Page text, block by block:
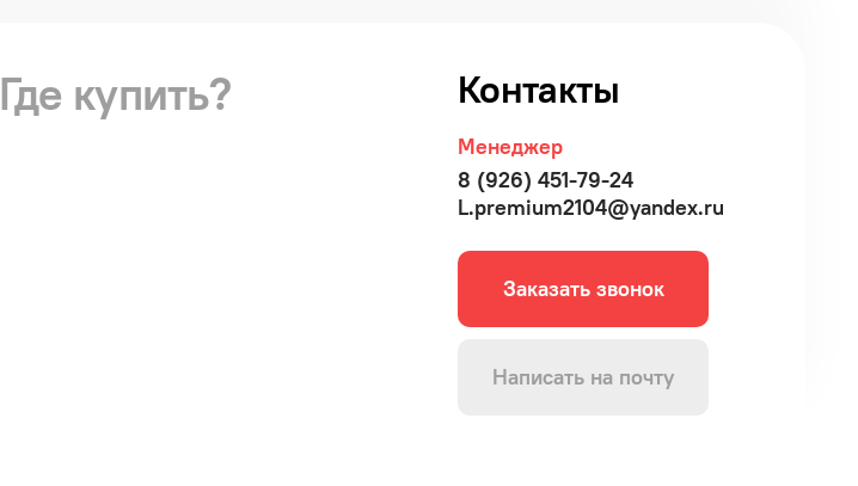
Где купить? Контакты
Менеджер
8 (926) 451-79-24
L.premium2104@yandex.ru
Заказать звонок
Написать на почту